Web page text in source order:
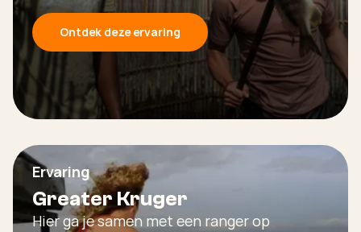
Ontdek deze ervaring
Ervaring
Greater Kruger
Hier ga je samen met een ranger op